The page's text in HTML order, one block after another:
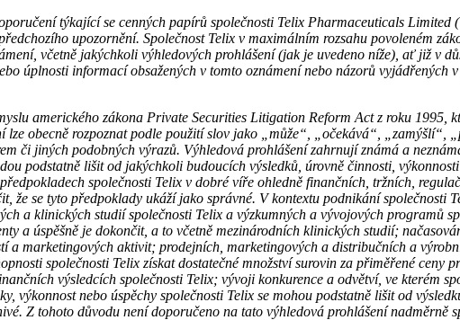
týkající se cenných papírů společnosti Telix Pharmaceuticals Limited
upozornění. Společnost Telix v maximálním rozsahu povoleném
včetně jakýchkoli výhledových prohlášení (jak je uvedeno níže), ať již v
úplnosti informací obsažených v tomto oznámení nebo názorů vyjádřených
amerického zákona Private Securities Litigation Reform Act z roku 1995,
obecně rozpoznat podle použití slov jako „může“, „očekává“, „zamýšlí“,
či jiných podobných výrazů. Výhledová prohlášení zahrnují známá a
podstatně lišit od jakýchkoli budoucích výsledků, úrovně činnosti,
společnosti Telix v dobré víře ohledně finančních, tržních,
se tyto předpoklady ukáží jako správné. V kontextu podnikání společnosti
a klinických studií společnosti Telix a výzkumných a vývojových programů
a úspěšně je dokončit, a to včetně mezinárodních klinických studií;
a marketingových aktivit; prodejních, marketingových a distribučních a
společnosti Telix získat dostatečné množství surovin za přiměřené ceny
výsledcích společnosti Telix; vývoji konkurence a odvětví, ve kterém
výkonnost nebo úspěchy společnosti Telix se mohou podstatně lišit od
Z tohoto důvodu není doporučeno na tato výhledová prohlášení nadměrně